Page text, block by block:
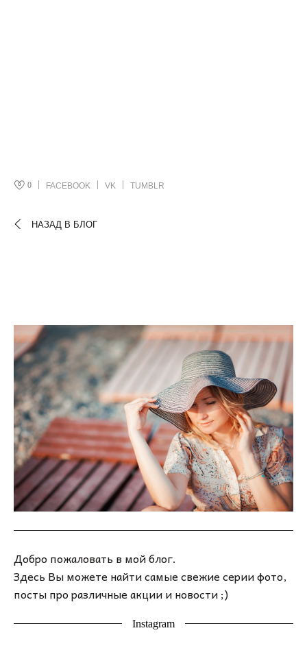
0 FACEBOOK VK TUMBLR
НАЗАД В БЛОГ
Добро пожаловать в мой блог.
Здесь Вы можете найти самые свежие серии фото,
посты про различные акции и новости ;)
Instagram